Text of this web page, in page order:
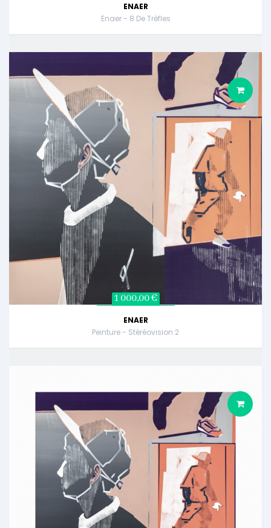
ENAER
Enaer - 8 De Trèfles
1 000,00 €
ENAER
Peinture - Stéréovision 2